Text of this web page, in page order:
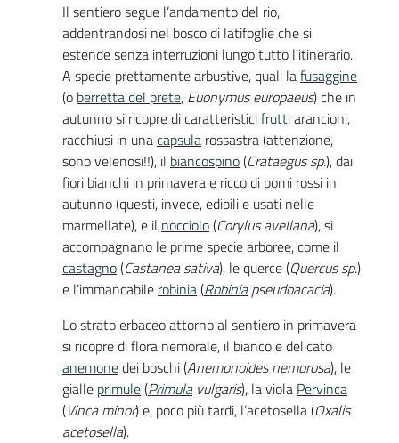
Il sentiero segue l’andamento del rio,
addentrandosi nel bosco di latifoglie che si
estende senza interruzioni lungo tutto l’itinerario.
A specie prettamente arbustive, quali lafusaggine
(o berretta del prete, Euonymus europaeus) che in
autunno si ricopre di caratteristicifruttiarancioni,
racchiusi in unacapsula rossastra (attenzione,
sono velenosi!!), il biancospino(Crataegus sp.), dai
fiori bianchi in primavera e ricco di pomi rossi in
autunno (questi, invece, edibili e usati nelle
marmellate), e il nocciolo(Corylus avellana), si
accompagnano le prime specie arboree, come il
castagno(Castanea sativa), le querce (Quercus sp.)
e l’immancabile robinia(Robinia pseudoacacia).
Lo strato erbaceo attorno al sentiero in primavera
si ricopre di flora nemorale, il bianco e delicato
anemonedei boschi (Anemonoides nemorosa), le
gialle primule(Primulavulgaris), la viola Pervinca
(Vinca minor) e, poco più tardi, l’acetosella (Oxalis
acetosella).